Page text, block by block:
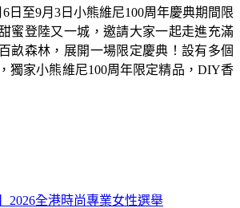
日至9月3日小熊維尼100周年慶典期間限
蜜登陸又一城，邀請大家一起走進充滿
畝森林，展開一場限定慶典！設有多個
獨家小熊維尼100周年限定精品，DIY香